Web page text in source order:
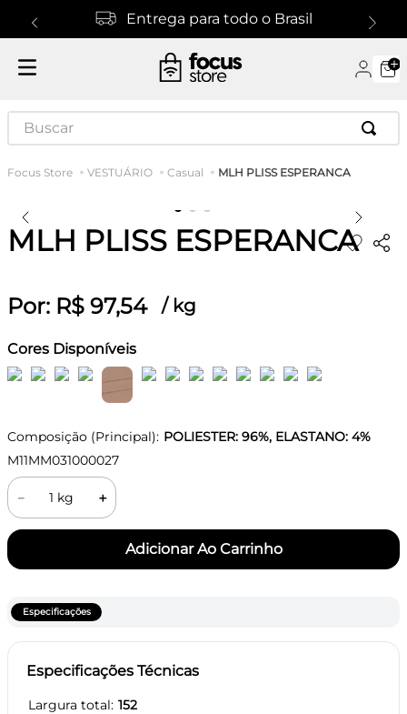
Entrega para todo o Brasil
Buscar
VESTUÁRIO Casual MLH PLISS ESPERANCA
MLH PLISS ESPERANCA
Por: R$ 97,54 / kg
Cores Disponíveis
Composição (Principal): POLIESTER: 96%, ELASTANO: 4%
M11MM031000027
＋
－
Especificações
Especificações Técnicas
Largura total 152